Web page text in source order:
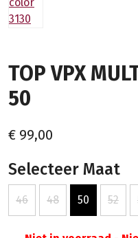
TOP VPX
50
€ 99,00
Selecteer Maat
46 48 50 52